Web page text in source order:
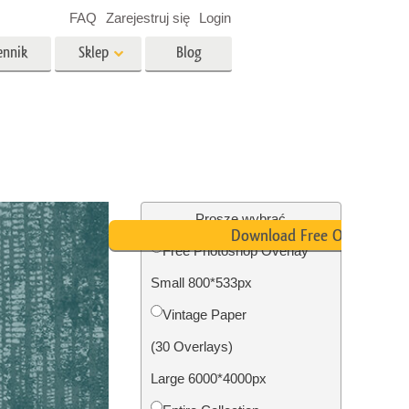
nieruchomości
Foto Przywracanie Usługi
Sklep
dla
Blog
FAQ Zarejestruj się Login
Proszę wybrać
Free Photoshop Overlay
Small 800*533px
Vintage Paper
(30 Overlays)
Large 6000*4000px
Download Free Overlay